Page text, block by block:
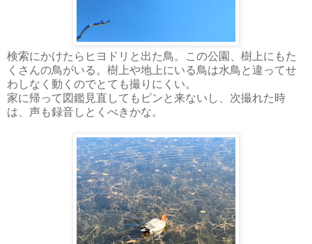
検索にかけたらヒヨドリと出た鳥。この公園、樹上にもた
くさんの鳥がいる。樹上や地上にいる鳥は水鳥と違ってせ
わしなく動くのでとても撮りにくい。
家に帰って図鑑見直してもピンと来ないし、次撮れた時
は、声も録音しとくべきかな。